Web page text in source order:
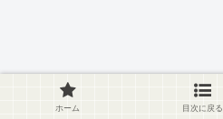
ホーム 目次に戻る